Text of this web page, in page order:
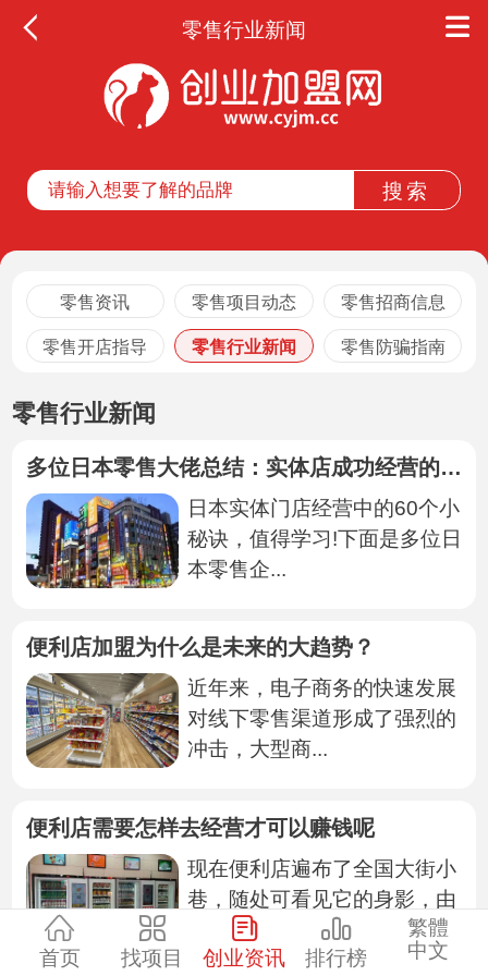
零售行业新闻
零售资讯 零售项目动态 零售招商信息
零售开店指导 零售行业新闻 零售防骗指南
零售行业新闻
多位日本零售大佬总结：实体店成功经营的60个“小秘密”！
日本实体门店经营中的60个小
秘诀，值得学习!下面是多位日
本零售企...
便利店加盟为什么是未来的大趋势？
近年来，电子商务的快速发展
对线下零售渠道形成了强烈的
冲击，大型商...
便利店需要怎样去经营才可以赚钱呢
现在便利店遍布了全国大街小
巷，随处可看见它的身影，由
于它有方便、...
首页
找项目 创业资讯 排行榜
繁體
中文